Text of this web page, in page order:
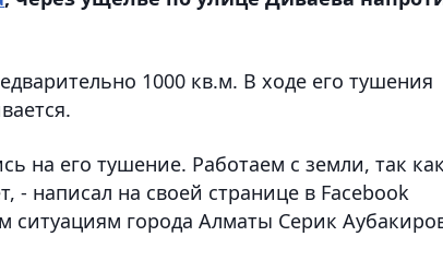
1000 кв.м. В ходе его тушения
на его тушение. Работаем с земли, так
- написал на своей странице в Facebook
города Алматы Серик